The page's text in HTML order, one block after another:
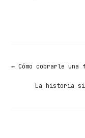
←Cómo cobrarle
La historia